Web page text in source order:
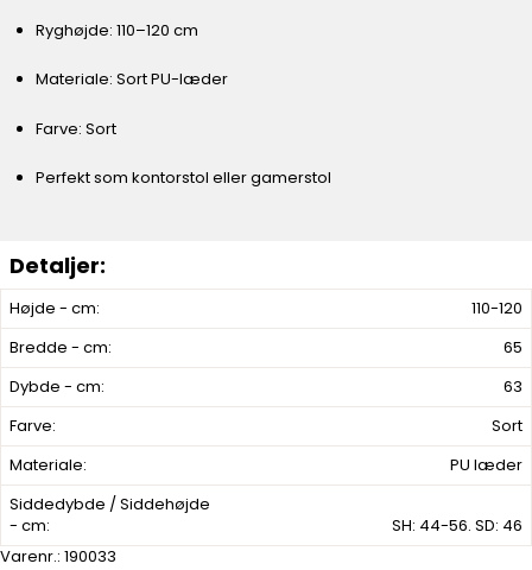
Højde - cm:
110-120
Bredde - cm:
65
Dybde - cm:
63
Farve:
Sort
Materiale:
PU læder
Siddedybde / Siddehøjde
- cm:
SH: 44-56. SD: 46
Varenr.: 190033
Ryghøjde: 110–120 cm
Materiale: Sort PU-læder
Farve: Sort
Perfekt som kontorstol eller gamerstol